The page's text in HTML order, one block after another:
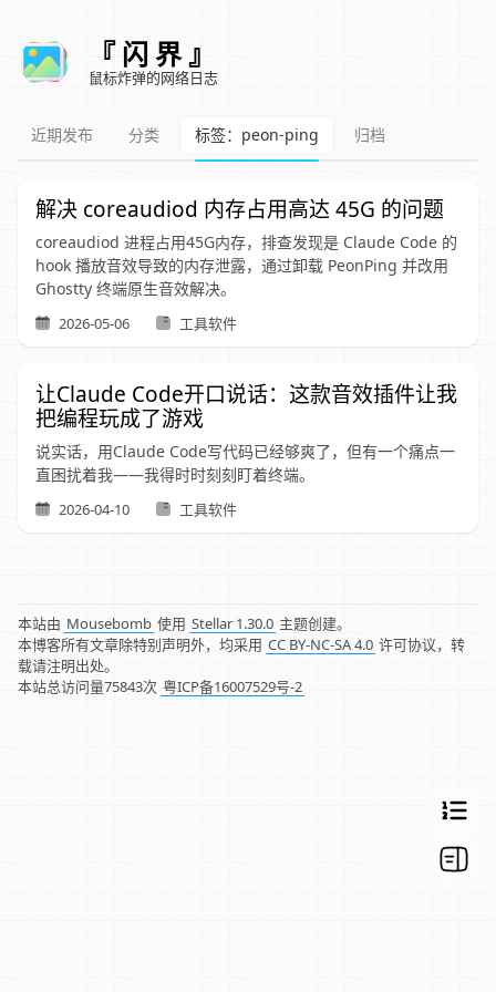
『 闪 界 』
鼠标炸弹的网络日志
近期发布 分类 标签：peon-ping 归档
解决 coreaudiod 内存占用高达 45G 的问题
coreaudiod 进程占用45G内存，排查发现是 Claude Code 的
hook 播放音效导致的内存泄露，通过卸载 PeonPing 并改用
Ghostty 终端原生音效解决。
2026-05-06 工具软件
让Claude Code开口说话：这款音效插件让我
把编程玩成了游戏
说实话，用Claude Code写代码已经够爽了，但有一个痛点一
直困扰着我——我得时时刻刻盯着终端。
2026-04-10 工具软件
本站由 Mousebomb 使用 Stellar 1.30.0 主题创建。
本博客所有文章除特别声明外，均采用 CC BY-NC-SA 4.0 许可协议，转
载请注明出处。
本站总访问量75843次 粤ICP备16007529号-2